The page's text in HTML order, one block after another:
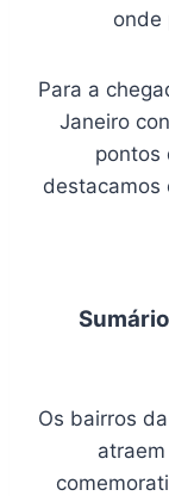
onde
Para a
Janeiro
pontos
destacamos
Sumário
Os bairros